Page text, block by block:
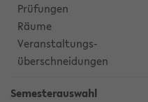
Prüfungen
Räume
Veranstaltungs-
überschneidungen
Semesterauswahl